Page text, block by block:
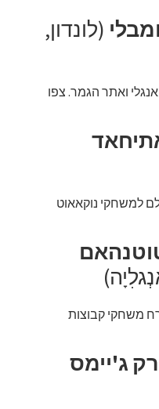
(לונדון,
האנגלי ואתר הגמר. צפו
מושלם למשחקי נוקאאוט
טוטנהאם
המארח משחקי קבוצות